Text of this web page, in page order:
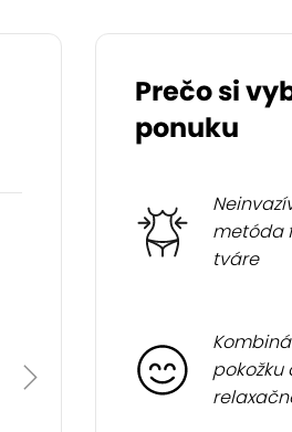
Prečo si
ponuku
metóda
tváre